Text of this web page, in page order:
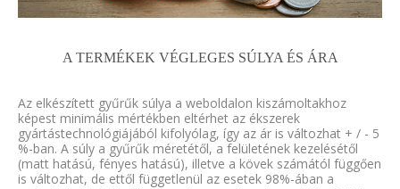
A TERMÉKEK VÉGLEGES SÚLYA ÉS ÁRA
Az elkészített gyűrűk súlya a weboldalon kiszámoltakhoz
képest minimális mértékben eltérhet az ékszerek
gyártástechnológiájából kifolyólag, így az ár is változhat + / - 5
%-ban. A súly a gyűrűk méretétől, a felületének kezelésétől
(matt hatású, fényes hatású), illetve a kövek számától függően
is változhat, de ettől függetlenül az esetek 98%-ában a